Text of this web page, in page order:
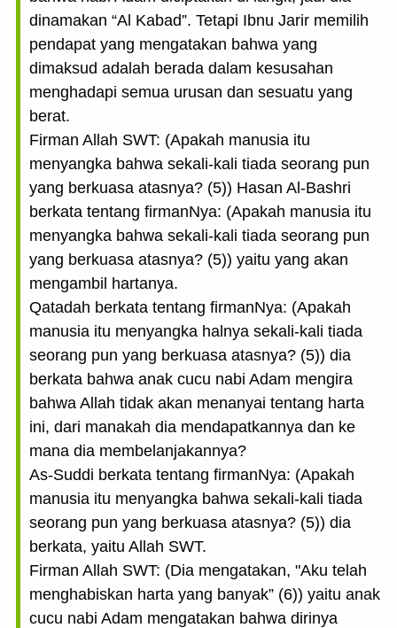
dinamakan “Al Kabad”. Tetapi Ibnu Jarir memilih
pendapat yang mengatakan bahwa yang
dimaksud adalah berada dalam kesusahan
menghadapi semua urusan dan sesuatu yang
berat.
Firman Allah SWT: (Apakah manusia itu
menyangka bahwa sekali-kali tiada seorang pun
yang berkuasa atasnya? (5)) Hasan Al-Bashri
berkata tentang firmanNya: (Apakah manusia itu
menyangka bahwa sekali-kali tiada seorang pun
yang berkuasa atasnya? (5)) yaitu yang akan
mengambil hartanya.
Qatadah berkata tentang firmanNya: (Apakah
manusia itu menyangka halnya sekali-kali tiada
seorang pun yang berkuasa atasnya? (5)) dia
berkata bahwa anak cucu nabi Adam mengira
bahwa Allah tidak akan menanyai tentang harta
ini, dari manakah dia mendapatkannya dan ke
mana dia membelanjakannya?
As-Suddi berkata tentang firmanNya: (Apakah
manusia itu menyangka bahwa sekali-kali tiada
seorang pun yang berkuasa atasnya? (5)) dia
berkata, yaitu Allah SWT.
Firman Allah SWT: (Dia mengatakan, "Aku telah
menghabiskan harta yang banyak” (6)) yaitu anak
cucu nabi Adam mengatakan bahwa dirinya